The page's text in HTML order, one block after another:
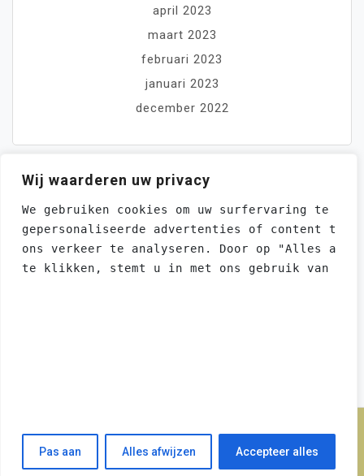
Powered by WebsitePolicies
Wij waarderen uw privacy
We gebruiken cookies om uw surfervaring te
gepersonaliseerde advertenties of content te
ons verkeer te analyseren. Door op "Alles
te klikken, stemt u in met ons gebruik van
Pas aan Alles afwijzen Accepteer alles
april 2023
maart 2023
februari 2023
januari 2023
december 2022
Proudly powered by WordPress
Theme: moina by ashathemes.